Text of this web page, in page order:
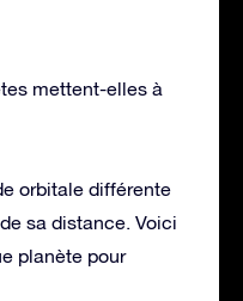
mettent-elles à
orbitale différente
sa distance. Voici
planète pour